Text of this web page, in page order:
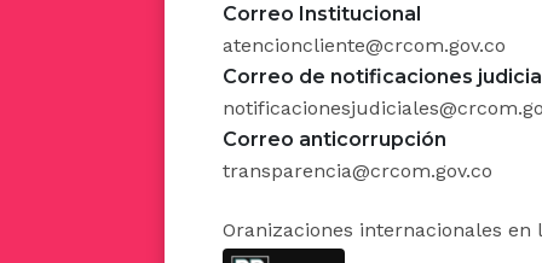
Que el
Correo Institucional
atencioncliente@crcom.gov.co
Correo de notificaciones
Correo anticorrupción
transparencia@crcom.gov.co
Oranizaciones internacionales en